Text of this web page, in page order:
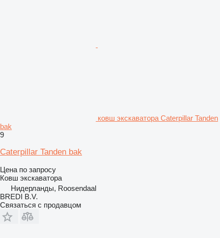
ковш экскаватора Caterpillar Tanden
bak
9
Caterpillar Tanden bak
Цена по запросу
Ковш экскаватора
Нидерланды, Roosendaal
BREDI B.V.
Связаться с продавцом